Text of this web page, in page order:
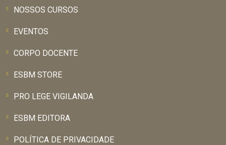
NOSSOS CURSOS
EVENTOS
CORPO DOCENTE
ESBM STORE
PRO LEGE VIGILANDA
ESBM EDITORA
POLÍTICA DE PRIVACIDADE